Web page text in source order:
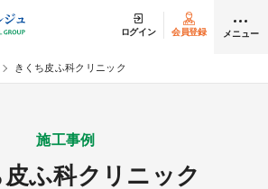
ログイン 会員登録 メニュー
きくち皮ふ科クリニック
施工事例
皮ふ科クリニック